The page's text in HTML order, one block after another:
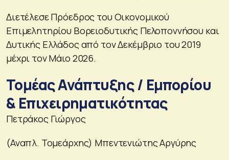
Διετέλεσε Πρόεδρος του Οικονομικού
Επιμελητηρίου Βορειοδυτικής Πελοποννήσου και
Δυτικής Ελλάδος από τον Δεκέμβριο του 2019
μέχρι τον Μάιο 2026.
Τομέας Ανάπτυξης / Εμπορίου
& Επιχειρηματικότητας
Πετράκος Γιώργος
(Αναπλ. Τομεάρχης) Μπεντενιώτης Αργύρης